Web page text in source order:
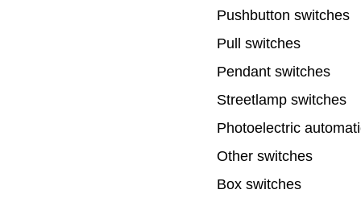
Pushbutton switches
Pull switches
Pendant switches
Streetlamp switches
Photoelectric
Other switches
Box switches